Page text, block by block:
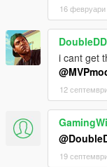
16
DoubleDD
i cant get
12
19